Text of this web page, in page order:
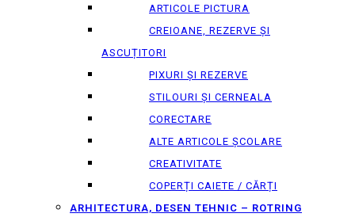
ARTICOLE PICTURA
CREIOANE, REZERVE ȘI
ASCUȚITORI
PIXURI ȘI REZERVE
STILOURI ȘI CERNEALA
CORECTARE
ALTE ARTICOLE ȘCOLARE
CREATIVITATE
COPERȚI CAIETE / CĂRȚI
ARHITECTURA, DESEN TEHNIC – ROTRING